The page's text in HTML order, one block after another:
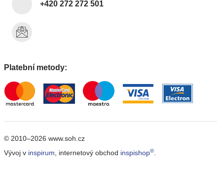
+420 272 272 501
Platební metody:
© 2010–2026 www.soh.cz
Vývoj v inspirum , internetový obchod inspishop®